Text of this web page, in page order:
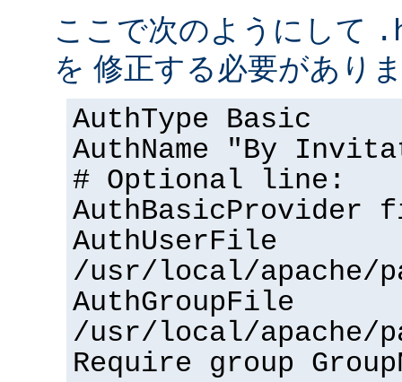
ここで次のようにして
を 修正する必要があり
AuthType Basic
AuthName "By
# Optional line:
AuthBasicProvider
AuthUserFile
/usr/local/apache/
AuthGroupFile
/usr/local/apache/
Require group